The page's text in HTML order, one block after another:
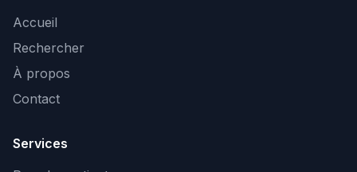
Accueil
Rechercher
À propos
Contact
Services